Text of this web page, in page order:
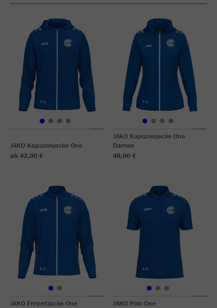
JAKO Kapuzenjacke One
ab 42,00 €
JAKO Kapuzenjacke One
Damen
48,00 €
JAKO Freizeitjacke One
JAKO Polo One